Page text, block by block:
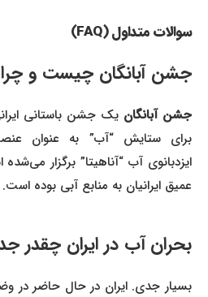
سوالات متداول (FAQ)
جشن آبانگان چیست و چرا
جشن آبانگان یک جشن باستانی
برای ستایش “آب” به عنوان
ایزدبانوی آب “آناهیتا” برگزار
عمیق ایرانیان به منابع آبی بوده است.
بحران آب در ایران چقدر
بسیار جدی. ایران در حال حاضر در